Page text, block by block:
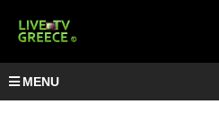
MENU